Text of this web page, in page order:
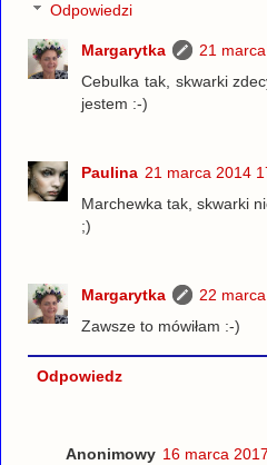
Odpowiedzi
Margarytka
21
Cebulka tak, skwarki
jestem :-)
Paulina 21 marca 2014
Marchewka tak, skwarki
;)
Margarytka
22
Zawsze to mówiłam :-)
Odpowiedz
Anonimowy 16 marca